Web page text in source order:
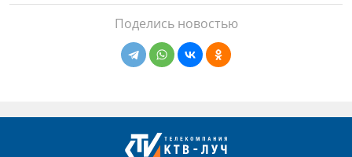
Поделись новостью